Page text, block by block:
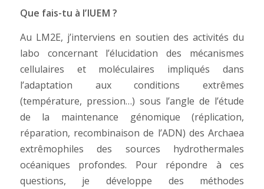
Que fais-tu à l’IUEM ?
Au LM2E, j’interviens en soutien des activités du
labo concernant l’élucidation des mécanismes
cellulaires et moléculaires impliqués dans
l’adaptation aux conditions extrêmes
(température, pression…) sous l’angle de l’étude
de la maintenance génomique (réplication,
réparation, recombinaison de l’ADN) des Archaea
extrêmophiles des sources hydrothermales
océaniques profondes. Pour répondre à ces
questions, je développe des méthodes